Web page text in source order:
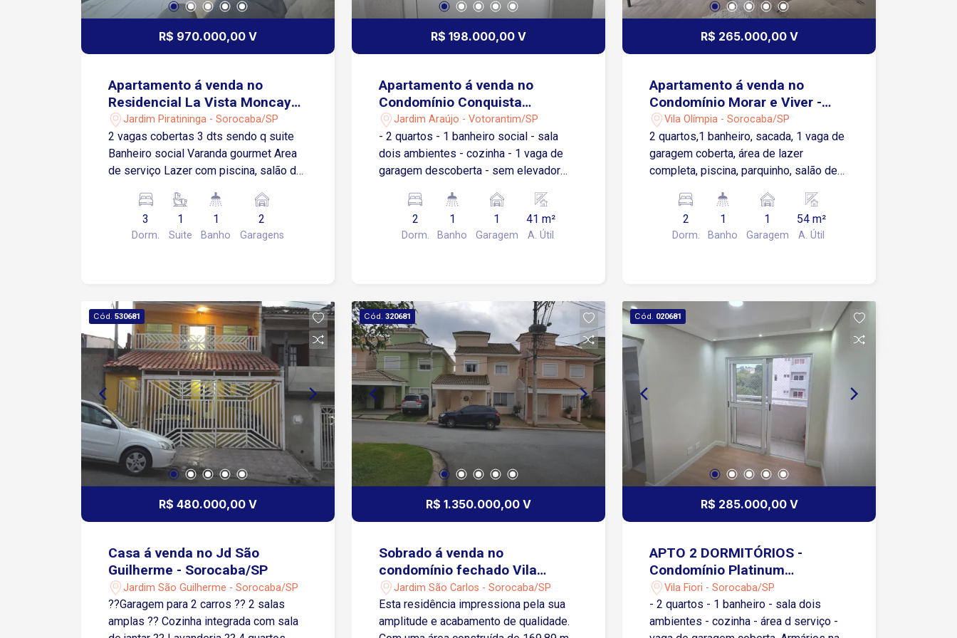
R$ 970.000,00 V
Apartamento á venda no
Residencial La Vista Moncayo
- Sorocaba/SP
Jardim Piratininga - Sorocaba/SP
2 vagas cobertas 3 dts sendo q suite
Banheiro social Varanda gourmet Area
de serviço Lazer com piscina, salão de
3
Dorm.
1
Suite
1
Banho
2
Garagens
R$ 198.000,00 V
Apartamento á venda no
Condomínio Conquista
Votorantim
Jardim Araújo - Votorantim/SP
- 2 quartos - 1 banheiro social - sala
dois ambientes - cozinha - 1 vaga de
garagem descoberta - sem elevador
pequenos, portaria 24 horas.
2
Dorm.
1
Banho
1
Garagem
41 m²
A. Útil
R$ 265.000,00 V
Apartamento á venda no
Condomínio Morar e Viver -
Sorocaba/SP
Vila Olímpia - Sorocaba/SP
2 quartos,1 banheiro, sacada, 1 vaga de
garagem coberta, área de lazer
completa, piscina, parquinho, salão de
churrasqueira.
2
Dorm.
1
Banho
1
Garagem
54 m²
A. Útil
Cód. 530681
R$ 480.000,00 V
Casa á venda no Jd São
Guilherme - Sorocaba/SP
Jardim São Guilherme - Sorocaba/SP
??Garagem para 2 carros ?? 2 salas
amplas ?? Cozinha integrada com sala
Cód. 320681
R$ 1.350.000,00 V
Sobrado á venda no
condomínio fechado Vila
Grimaldi - Sorocaba/SP
Jardim São Carlos - Sorocaba/SP
Esta residência impressiona pela sua
amplitude e acabamento de qualidade.
Cód. 020681
R$ 285.000,00 V
APTO 2 DORMITÓRIOS -
Condomínio Platinum
Sorocaba - Vila Fiori
Vila Fiori - Sorocaba/SP
- 2 quartos - 1 banheiro - sala dois
ambientes - cozinha - área d serviço -